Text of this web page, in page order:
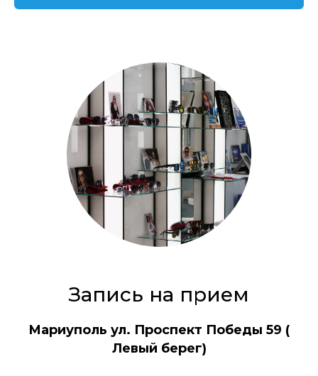
Запись на прием
Мариуполь ул. Проспект Победы 59 (
Левый берег)